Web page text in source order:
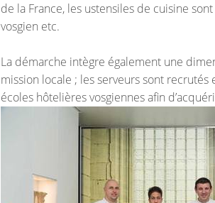
de la France, les ustensiles de cuisine
vosgien etc.
La démarche intègre également une
mission locale ; les serveurs sont
écoles hôtelières vosgiennes afin